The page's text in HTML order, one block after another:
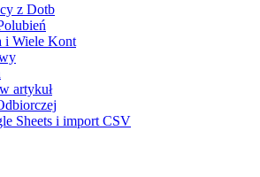
z Dotb
i Wiele Kont
artykuł
Sheets i import CSV